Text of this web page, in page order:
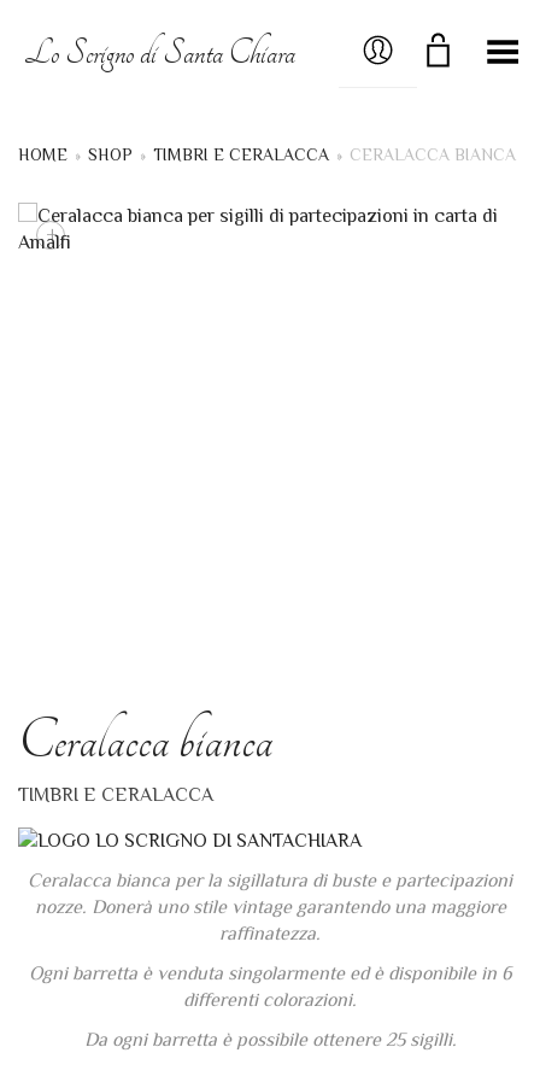
Lo Scrigno di Santa Chiara MY ACCOUNT
Menú
HOME » SHOP » TIMBRI E CERALACCA » CERALACCA BIANCA
+
Ceralacca bianca
TIMBRI E CERALACCA
Ceralacca bianca per la sigillatura di buste e partecipazioni
nozze. Donerà uno stile vintage garantendo una maggiore
raffinatezza.
Ogni barretta è venduta singolarmente ed è disponibile in 6
differenti colorazioni.
Da ogni barretta è possibile ottenere 25 sigilli.